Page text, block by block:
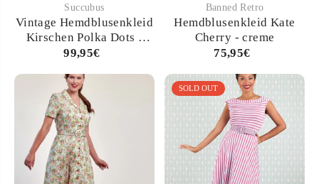
Succubus
Vintage Hemdblusenkleid
Kirschen Polka Dots -
schwarz
99,95€
Banned Retro
Hemdblusenkleid Kate
Cherry - creme
75,95€
SOLD OUT